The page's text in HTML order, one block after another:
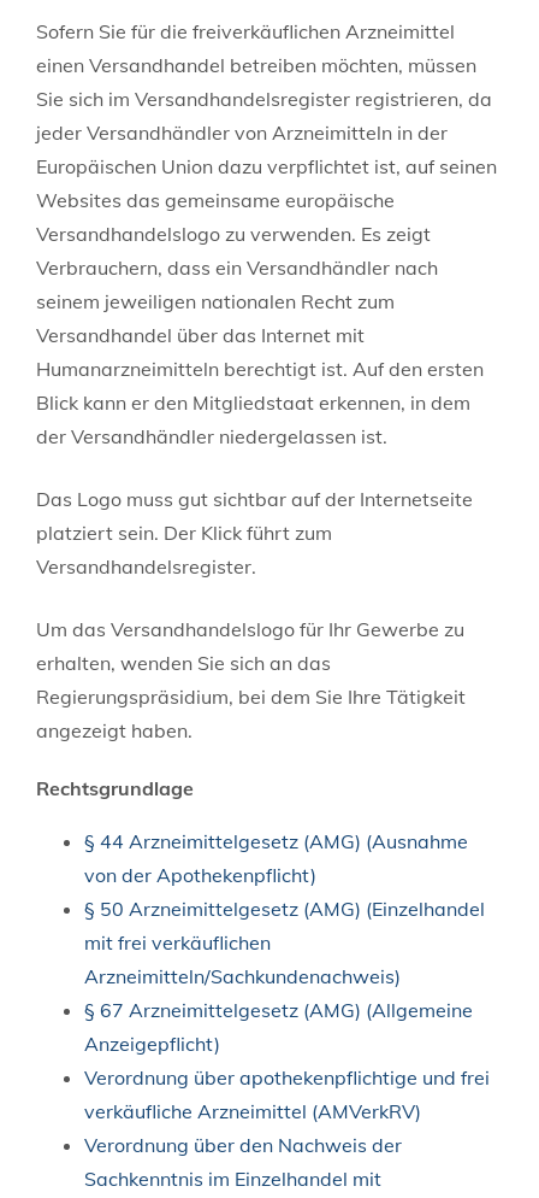
Sofern Sie für die freiverkäuflichen Arzneimittel
einen Versandhandel betreiben möchten, müssen
Sie sich im Versandhandelsregister registrieren, da
jeder Versandhändler von Arzneimitteln in der
Europäischen Union dazu verpflichtet ist, auf seinen
Websites das gemeinsame europäische
Versandhandelslogo zu verwenden. Es zeigt
Verbrauchern, dass ein Versandhändler nach
seinem jeweiligen nationalen Recht zum
Versandhandel über das Internet mit
Humanarzneimitteln berechtigt ist. Auf den ersten
Blick kann er den Mitgliedstaat erkennen, in dem
der Versandhändler niedergelassen ist.
Das Logo muss gut sichtbar auf der Internetseite
platziert sein. Der Klick führt zum
Versandhandelsregister.
Um das Versandhandelslogo für Ihr Gewerbe zu
erhalten, wenden Sie sich an das
Regierungspräsidium, bei dem Sie Ihre Tätigkeit
angezeigt haben.
Rechtsgrundlage
§ 44 Arzneimittelgesetz (AMG) (Ausnahme
von der Apothekenpflicht)
§ 50 Arzneimittelgesetz (AMG) (Einzelhandel
mit frei verkäuflichen
Arzneimitteln/Sachkundenachweis)
§ 67 Arzneimittelgesetz (AMG) (Allgemeine
Anzeigepflicht)
Verordnung über apothekenpflichtige und frei
verkäufliche Arzneimittel (AMVerkRV)
Verordnung über den Nachweis der
Sachkenntnis im Einzelhandel mit